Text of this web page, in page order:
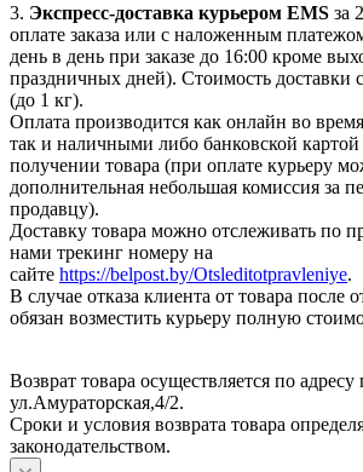
3. Экспресс-доставка курьером EMS за
оплате заказа или с наложенным
день в день при заказе до 16:00 кроме
праздничных дней). Стоимость доставки
(до 1 кг).
Оплата производится как онлайн во
так и наличными либо банковской картой
получении товара (при оплате курьеру
дополнительная небольшая комиссия за
продавцу).
Доставку товара можно отслеживать по
нами трекинг номеру на
сайте https://belpost.by/Otsleditotpravleniye.
В случае отказа клиента от товара после
обязан возместить курьеру полную
Возврат товара осуществляется по
ул.Амураторская,4/2.
Сроки и условия возврата товара
законодательством.